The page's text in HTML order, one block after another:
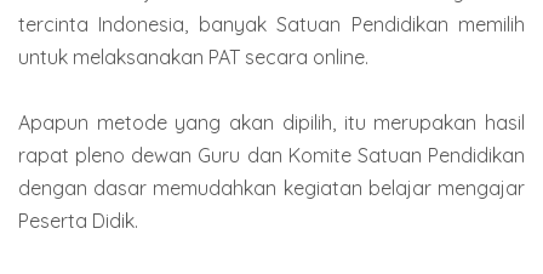
tercinta Indonesia, banyak Satuan Pendidikan memilih
untuk melaksanakan PAT secara online.
Apapun metode yang akan dipilih, itu merupakan hasil
rapat pleno dewan Guru dan Komite Satuan Pendidikan
dengan dasar memudahkan kegiatan belajar mengajar
Peserta Didik.